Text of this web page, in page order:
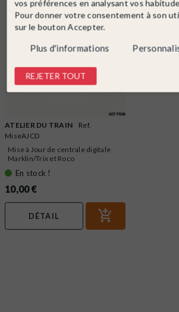
ATELIER DU TRAIN
Ref.
MiseAJCD
Mise à Jour de centrale digitale
Marklin/Trix et Roco
En stock !
10,00 €
DÉTAIL
vos préférences en analysant vos
Pour donner votre consentement à son
sur le bouton Accepter.
Plus d'informations
REJETER TOUT